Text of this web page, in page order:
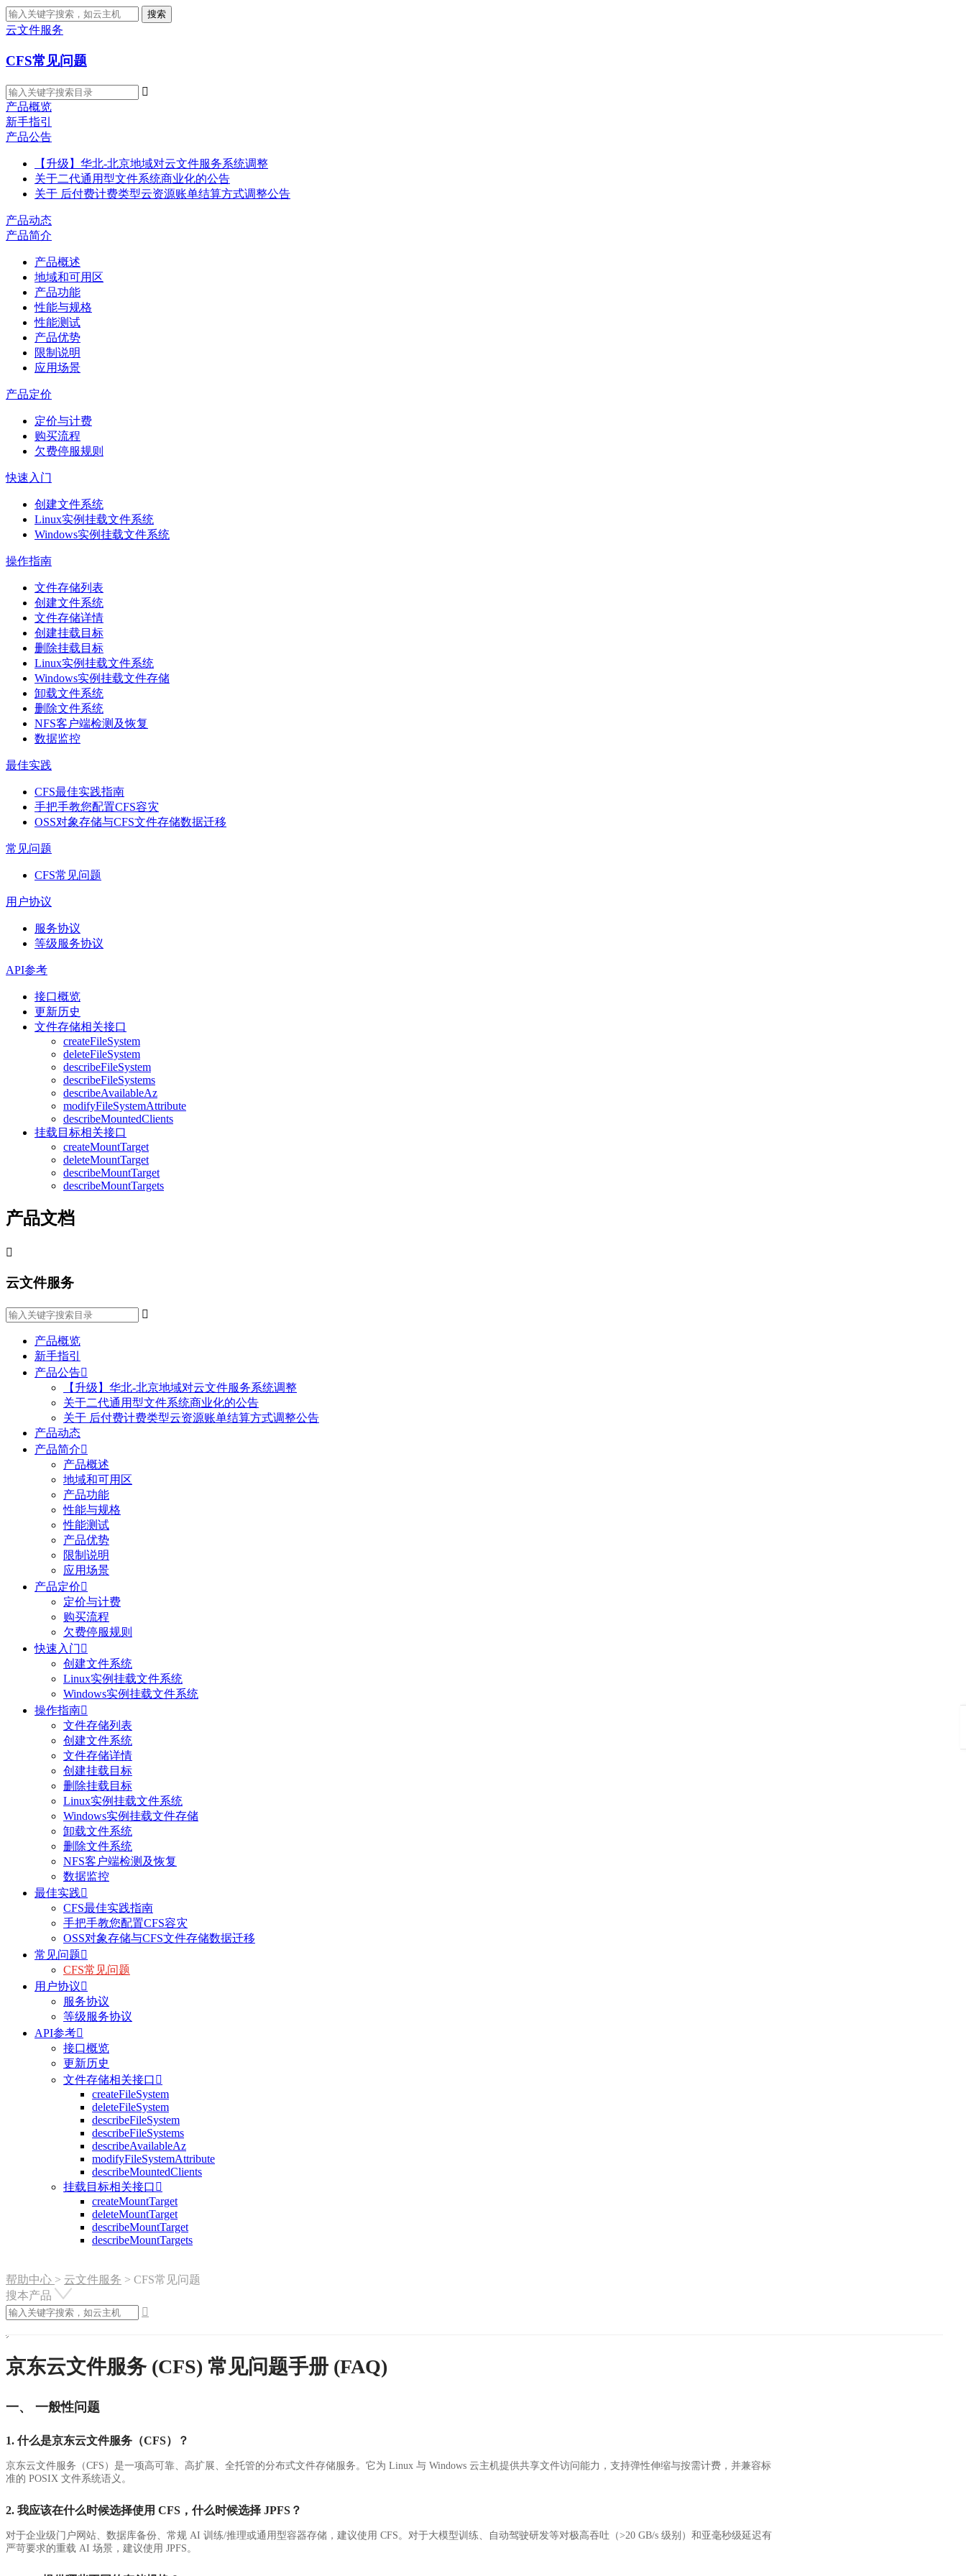
搜索
云文件服务
CFS常见问题

产品概览
新手指引
产品公告
【升级】华北-北京地域对云文件服务系统调整
关于二代通用型文件系统商业化的公告
关于 后付费计费类型云资源账单结算方式调整公告
产品动态
产品简介
产品概述
地域和可用区
产品功能
性能与规格
性能测试
产品优势
限制说明
应用场景
产品定价
定价与计费
购买流程
欠费停服规则
快速入门
创建文件系统
Linux实例挂载文件系统
Windows实例挂载文件系统
操作指南
文件存储列表
创建文件系统
文件存储详情
创建挂载目标
删除挂载目标
Linux实例挂载文件系统
Windows实例挂载文件存储
卸载文件系统
删除文件系统
NFS客户端检测及恢复
数据监控
最佳实践
CFS最佳实践指南
手把手教您配置CFS容灾
OSS对象存储与CFS文件存储数据迁移
常见问题
CFS常见问题
用户协议
服务协议
等级服务协议
API参考
接口概览
更新历史
文件存储相关接口
createFileSystem
deleteFileSystem
describeFileSystem
describeFileSystems
describeAvailableAz
modifyFileSystemAttribute
describeMountedClients
挂载目标相关接口
createMountTarget
deleteMountTarget
describeMountTarget
describeMountTargets
产品文档

云文件服务

产品概览
新手指引
产品公告
【升级】华北-北京地域对云文件服务系统调整
关于二代通用型文件系统商业化的公告
关于 后付费计费类型云资源账单结算方式调整公告
产品动态
产品简介
产品概述
地域和可用区
产品功能
性能与规格
性能测试
产品优势
限制说明
应用场景
产品定价
定价与计费
购买流程
欠费停服规则
快速入门 
创建文件系统
Linux实例挂载文件系统
Windows实例挂载文件系统
操作指南
文件存储列表
创建文件系统
文件存储详情
创建挂载目标
删除挂载目标
Linux实例挂载文件系统
Windows实例挂载文件存储
卸载文件系统
删除文件系统
NFS客户端检测及恢复
数据监控
最佳实践
CFS最佳实践指南
手把手教您配置CFS容灾
OSS对象存储与CFS文件存储数据迁移
常见问题
CFS常见问题
用户协议
服务协议
等级服务协议
API参考
接口概览
更新历史
文件存储相关接口 
createFileSystem
deleteFileSystem
describeFileSystem
describeFileSystems
describeAvailableAz
modifyFileSystemAttribute
describeMountedClients
挂载目标相关接口 
createMountTarget
deleteMountTarget
describeMountTarget
describeMountTargets
帮助中心 > 云文件服务 > CFS常见问题
搜本产品

京东云文件服务 (CFS) 常见问题手册 (FAQ)
一、 一般性问题
1. 什么是京东云文件服务（CFS）？
京东云文件服务（CFS）是一项高可靠、高扩展、全托管的分布式文件存储服务。它为 Linux 与 Windows 云主机提供共享文件访问能力，支持弹性伸缩与按需计费，并兼容标
准的 POSIX 文件系统语义。
2. 我应该在什么时候选择使用 CFS，什么时候选择 JPFS？
对于企业级门户网站、数据库备份、常规 AI 训练/推理或通用型容器存储，建议使用 CFS。对于大模型训练、自动驾驶研发等对极高吞吐（>20 GB/s 级别）和亚毫秒级延迟有
严苛要求的重载 AI 场景，建议使用 JPFS。